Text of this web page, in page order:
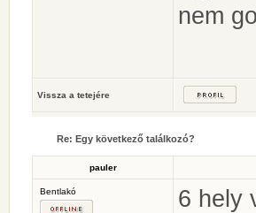
nem
Vissza a tetejére
Re: Egy következő találkozó?
pauler
Bentlakó
6 hely